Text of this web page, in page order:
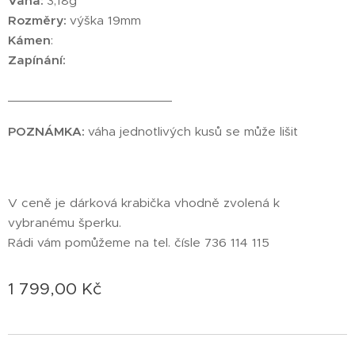
Rozměry: výška 19mm
Kámen:
Zapínání:
POZNÁMKA: váha jednotlivých kusů se může lišit
V ceně je dárková krabička vhodně zvolená k
vybranému šperku.
Rádi vám pomůžeme na tel. čísle 736 114 115
1 799,00 Kč